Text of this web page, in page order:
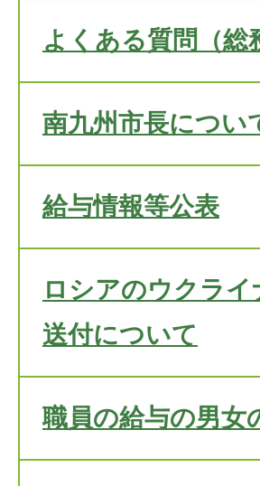
よくある質問（総
南九州市長につい
給与情報等公表
ロシアのウクラ
送付について
職員の給与の男女